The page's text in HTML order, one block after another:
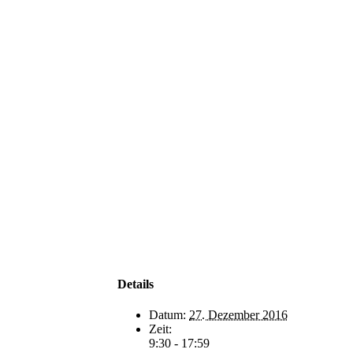
Details
Datum: 27. Dezember 2016
Zeit:
9:30 - 17:59